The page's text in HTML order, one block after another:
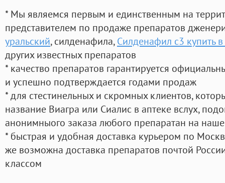
* Мы являемся первым и единственным на
представителем по продаже препаратов
уральский, силденафила, Силденафил с3 купить
других известных препаратов
* качество препаратов гарантируется
и успешно подтверждается годами продаж
* для стестинельных и скромных клиентов,
название Виагра или Сиалис в аптеке вслух,
анонимныого заказа любого препаратан на
* быстрая и удобная доставка курьером по
же возможна доставка препаратов почтой
классом